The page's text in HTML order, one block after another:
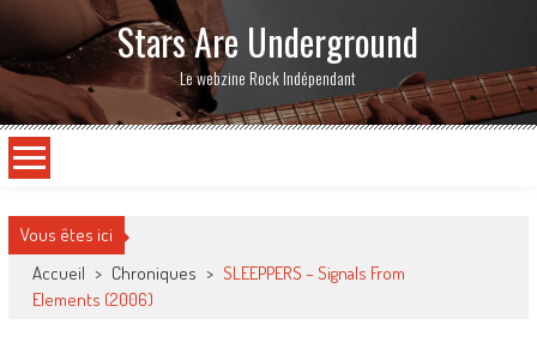
Stars Are Underground
Le webzine Rock Indépendant
Vous êtes ici
Accueil > Chroniques > SLEEPPERS – Signals From
Elements (2006)